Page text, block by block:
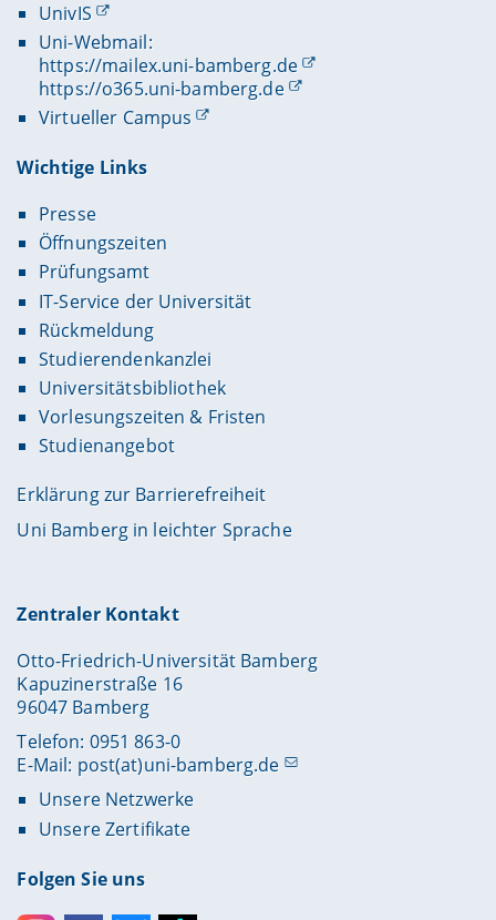
UnivIS
Uni-Webmail:
https://mailex.uni-bamberg.de
https://o365.uni-bamberg.de
Virtueller Campus
Wichtige Links
Presse
Öffnungszeiten
Prüfungsamt
IT-Service der Universität
Rückmeldung
Studierendenkanzlei
Universitätsbibliothek
Vorlesungszeiten & Fristen
Studienangebot
Erklärung zur Barrierefreiheit
Uni Bamberg in leichter Sprache
Zentraler Kontakt
Otto-Friedrich-Universität Bamberg
Kapuzinerstraße 16
96047 Bamberg
Telefon: 0951 863-0
E-Mail: post(at)uni-bamberg.de
Unsere Netzwerke
Unsere Zertifikate
Folgen Sie uns